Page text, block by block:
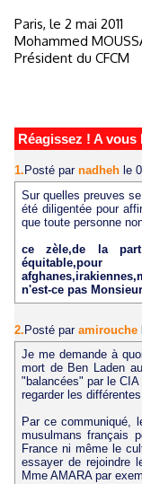
Paris, le 2 mai 2011
Mohammed
Président du CFCM
Réagissez ! A vous
1. Posté par nadheh le
Sur quelles preuves
été diligentée pour
que toute personne
ce zèle,de la
n'est-ce pas
2.Posté par amirouche
Je me demande à
mort de Ben Laden
"balancées" par le
regarder les
Par ce communiqué,
musulmans français
France ni même le
essayer de rejoindre
Mme AMARA par